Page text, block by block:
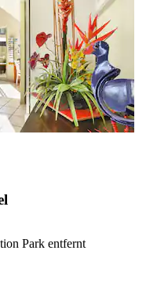
Park entfernt